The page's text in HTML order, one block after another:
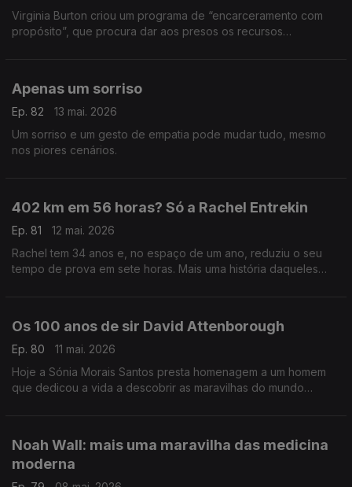
Virginia Burton criou um programa de “encarceramento com
propósito”, que procura dar aos presos os recursos
Apenas um sorriso
Ep. 82
13 mai. 2026
Um sorriso e um gesto de empatia pode mudar tudo, mesmo
nos piores cenários.
402 km em 56 horas? Só a Rachel Entrekin
Ep. 81
12 mai. 2026
Rachel tem 34 anos e, no espaço de um ano, reduziu o seu
tempo de prova em sete horas. Mais uma história daqueles
Os 100 anos de sir David Attenborough
Ep. 80
11 mai. 2026
Hoje a Sónia Morais Santos presta homenagem a um homem
que dedicou a vida a descobrir as maravilhas do mundo
Noah Wall: mais uma maravilha das medicina
moderna